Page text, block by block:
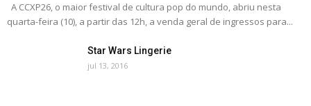
A CCXP26, o maior festival de cultura pop do mundo, abriu nesta
quarta-feira (10), a partir das 12h, a venda geral de ingressos para...
Star Wars Lingerie
jul 13, 2016